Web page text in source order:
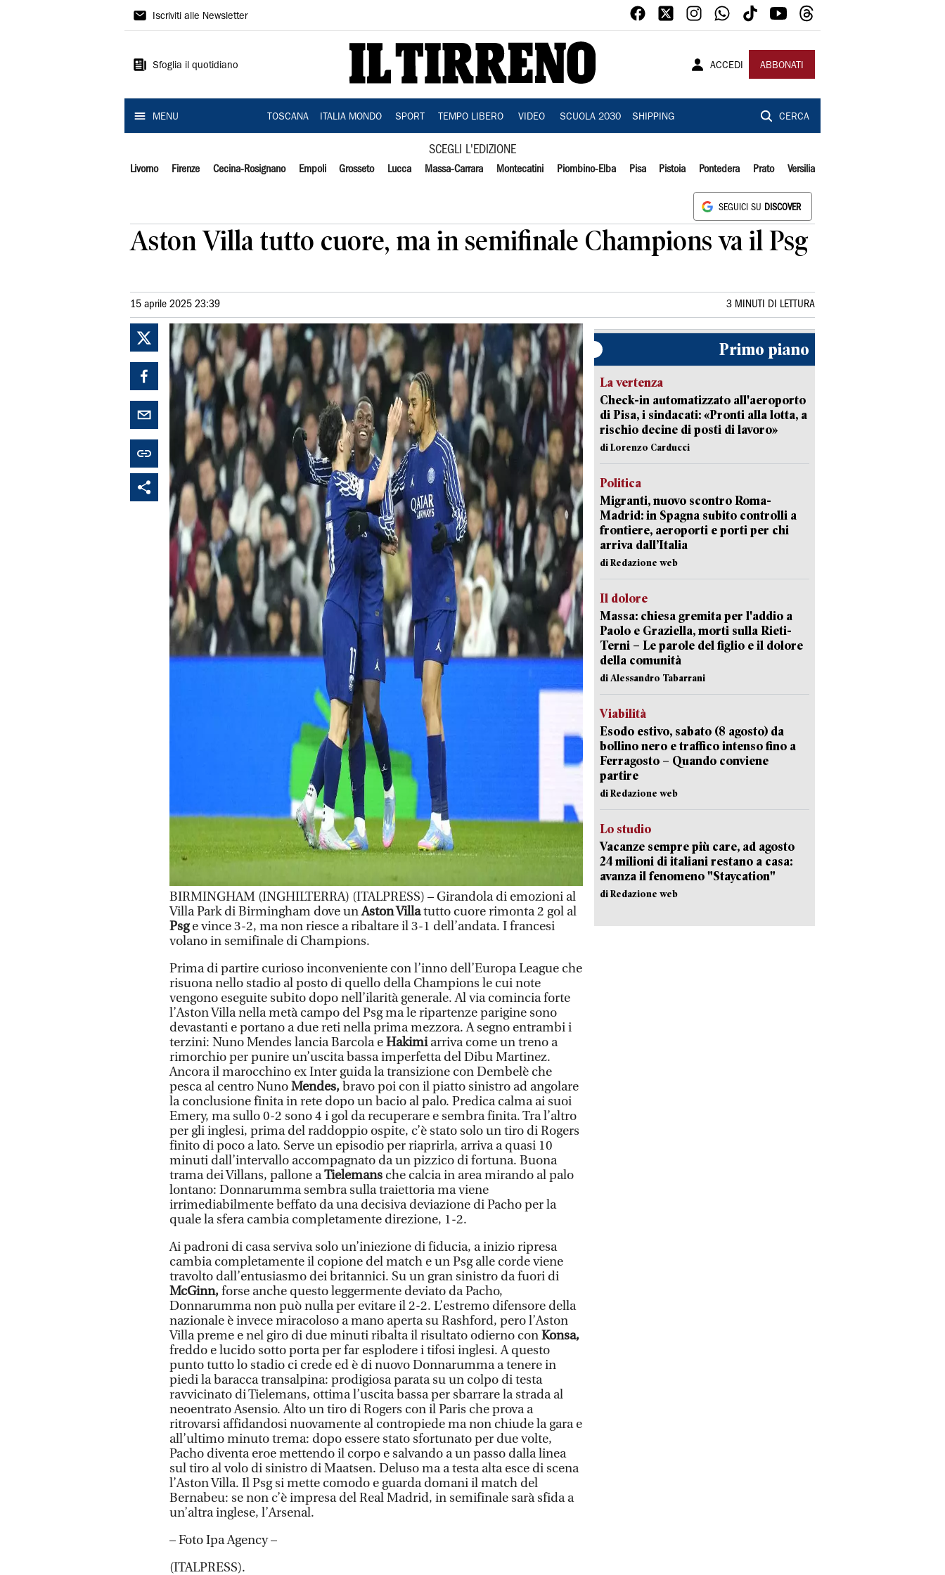
Il
Iscriviti alle Newsletter
Sfoglia il quotidiano ACCEDI ABBONATI
MENU TOSCANA ITALIA MONDO SPORT TEMPO LIBERO VIDEO SCUOLA 2030 SHIPPING CERCA
SCEGLI L'EDIZIONE
Livorno Firenze Cecina-Rosignano Empoli Grosseto Lucca Massa-Carrara Montecatini Piombino-Elba Pisa Pistoia Pontedera Prato Versilia
SEGUICI SU DISCOVER
Aston Villa tutto cuore, ma in semifinale Champions va il Psg
15 aprile 2025 23:39 3 MINUTI DI LETTURA
BIRMINGHAM (INGHILTERRA) (ITALPRESS) – Girandola di emozioni al
Villa Park di Birmingham dove unAston Villatutto cuore rimonta 2 gol al
Psge vince 3-2, ma non riesce a ribaltare il 3-1 dell’andata. I francesi
volano in semifinale di Champions.
Prima di partire curioso inconveniente con l’inno dell’Europa League che
risuona nello stadio al posto di quello della Champions le cui note
vengono eseguite subito dopo nell’ilarità generale. Al via comincia forte
l’Aston Villa nella metà campo del Psg ma le ripartenze parigine sono
devastanti e portano a due reti nella prima mezzora. A segno entrambi i
terzini: Nuno Mendes lancia Barcola eHakimiarriva come un treno a
rimorchio per punire un’uscita bassa imperfetta del Dibu Martinez.
Ancora il marocchino ex Inter guida la transizione con Dembelè che
pesca al centro NunoMendes, bravo poi con il piatto sinistro ad angolare
la conclusione finita in rete dopo un bacio al palo. Predica calma ai suoi
Emery, ma sullo 0-2 sono 4 i gol da recuperare e sembra finita. Tra l’altro
per gli inglesi, prima del raddoppio ospite, c’è stato solo un tiro di Rogers
finito di poco a lato. Serve un episodio per riaprirla, arriva a quasi 10
minuti dall’intervallo accompagnato da un pizzico di fortuna. Buona
trama dei Villans, pallone aTielemans che calcia in area mirando al palo
lontano: Donnarumma sembra sulla traiettoria ma viene
irrimediabilmente beffato da una decisiva deviazione di Pacho per la
quale la sfera cambia completamente direzione, 1-2.
Ai padroni di casa serviva solo un’iniezione di fiducia, a inizio ripresa
cambia completamente il copione del match e un Psg alle corde viene
travolto dall’entusiasmo dei britannici. Su un gran sinistro da fuori di
McGinn,forse anche questo leggermente deviato da Pacho,
Donnarumma non può nulla per evitare il 2-2. L’estremo difensore della
nazionale è invece miracoloso a mano aperta su Rashford, pero l’Aston
Villa preme e nel giro di due minuti ribalta il risultato odierno conKonsa,
freddo e lucido sotto porta per far esplodere i tifosi inglesi. A questo
punto tutto lo stadio ci crede ed è di nuovo Donnarumma a tenere in
piedi la baracca transalpina: prodigiosa parata su un colpo di testa
ravvicinato di Tielemans, ottima l’uscita bassa per sbarrare la strada al
neoentrato Asensio. Alto un tiro di Rogers con il Paris che prova a
ritrovarsi affidandosi nuovamente al contropiede ma non chiude la gara e
all’ultimo minuto trema: dopo essere stato sfortunato per due volte,
Pacho diventa eroe mettendo il corpo e salvando a un passo dalla linea
sul tiro al volo di sinistro di Maatsen. Deluso ma a testa alta esce di scena
l’Aston Villa. Il Psg si mette comodo e guarda domani il match del
Bernabeu: se non c’è impresa del Real Madrid, in semifinale sarà sfida a
un’altra inglese, l’Arsenal.
– Foto Ipa Agency –
(ITALPRESS).
Primo piano
La vertenza
Check-in automatizzato all'aeroporto
di Pisa, i sindacati: «Pronti alla lotta, a
rischio decine di posti di lavoro»
di Lorenzo Carducci
Politica
Migranti, nuovo scontro Roma-
Madrid: in Spagna subito controlli a
frontiere, aeroporti e porti per chi
arriva dall’Italia
di Redazione web
Il dolore
Massa: chiesa gremita per l'addio a
Paolo e Graziella, morti sulla Rieti-
Terni – Le parole del figlio e il dolore
della comunità
di Alessandro Tabarrani
Viabilità
Esodo estivo, sabato (8 agosto) da
bollino nero e traffico intenso fino a
Ferragosto – Quando conviene
partire
di Redazione web
Lo studio
Vacanze sempre più care, ad agosto
24 milioni di italiani restano a casa:
avanza il fenomeno "Staycation"
di Redazione web